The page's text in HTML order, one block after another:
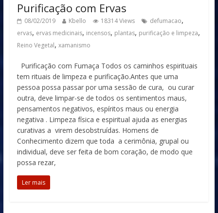
Purificação com Ervas
08/02/2019 Kbello 18314 Views defumacao,
ervas, ervas medicinais, incensos, plantas, purificação e limpeza,
Reino Vegetal, xamanismo
Purificação com Fumaça Todos os caminhos espirituais
tem rituais de limpeza e purificação.Antes que uma
pessoa possa passar por uma sessão de cura, ou curar
outra, deve limpar-se de todos os sentimentos maus,
pensamentos negativos, espíritos maus ou energia
negativa . Limpeza física e espiritual ajuda as energias
curativas a virem desobstruídas. Homens de
Conhecimento dizem que toda a cerimônia, grupal ou
individual, deve ser feita de bom coração, de modo que
possa rezar,
Ler mais